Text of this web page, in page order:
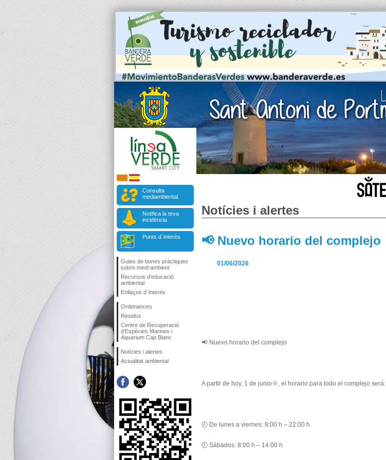
Consulta
mediambiental
Notifica la teva
incidència
Punts d`interès
Guies de bones pràctiques
sobre medi ambient
Recursos d'educació
ambiental
Enllaços d´interés
Ordenances
Residus
Centre de Recuperació
d'Espècies Marines i
Aquarium Cap Blanc
Notícies i alertes
Actualitat ambiental
Notícies i alertes
📢 Nuevo horario del complejo
01/06/2026
📢 Nuevo horario del complejo
A partir de hoy, 1 de junio🌞, el horario para todo el complejo será:
🕗 De lunes a viernes: 8:00 h – 22:00 h
🕗 Sábados: 8:00 h – 14:00 h